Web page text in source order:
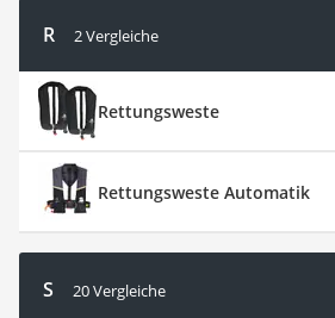
R 2 Vergleiche
Rettungsweste
Rettungsweste Automatik
S 20 Vergleiche